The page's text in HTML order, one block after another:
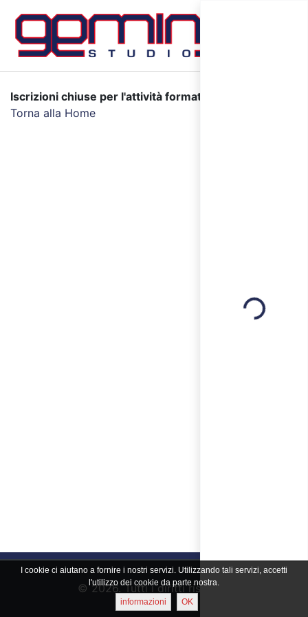
Iscrizioni chiuse per l'attività formativa selezionata.
Torna alla Home
Loading...
© 2026. Tutti i diritti riservati
I cookie ci aiutano a fornire i nostri servizi. Utilizzando tali servizi, accetti
l'utilizzo dei cookie da parte nostra.
informazioni
OK